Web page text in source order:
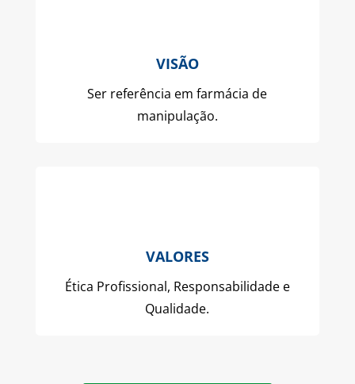
VISÃO
Ser referência em farmácia de
manipulação.
VALORES
Ética Profissional, Responsabilidade e
Qualidade.